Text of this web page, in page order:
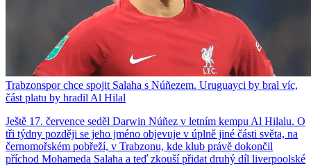
Trabzonspor chce spojit Salaha s Núñezem. Uruguayci by bral víc,
část platu by hradil Al Hilal
Ještě 17. července seděl Darwin Núñez v letním kempu Al Hilalu. O
tři týdny později se jeho jméno objevuje v úplně jiné části světa, na
černomořském pobřeží, v Trabzonu, kde klub právě dokončil
příchod Mohameda Salaha a teď zkouší přidat druhý díl liverpoolské